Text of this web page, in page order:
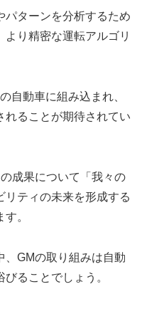
パターンを分析するため
り精密な運転アルゴリ
自動車に組み込まれ、
れることが期待されてい
成果について「我々の
リティの未来を形成する
。
、GMの取り組みは自動
ることでしょう。